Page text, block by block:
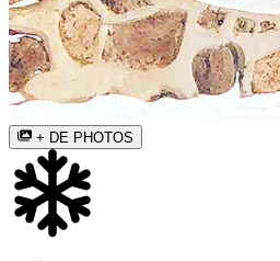
+ DE PHOTOS